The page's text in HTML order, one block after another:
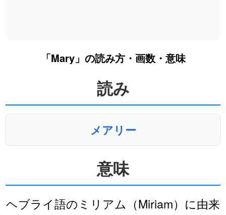
「Mary」の読み方・画数・意味
読み
メアリー
意味
ヘブライ語のミリアム（Miriam）に由来